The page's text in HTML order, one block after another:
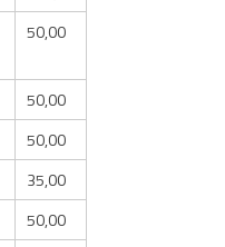
50,00
50,00
50,00
35,00
50,00